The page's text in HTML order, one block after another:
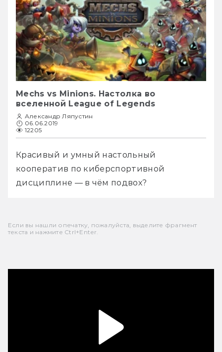
Mechs vs Minions. Настолка во
вселенной League of Legends
Александр Ляпустин
06.06.2019
12205
Красивый и умный настольный
кооператив по киберспортивной
дисциплине — в чём подвох?
Если вы нашли опечатку, пожалуйста, выделите фрагмент
текста и нажмите Ctrl+Enter.